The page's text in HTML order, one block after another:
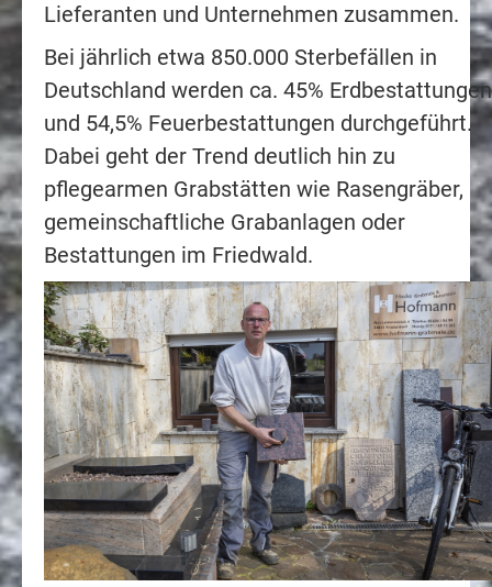
Lieferanten und Unternehmen zusammen.
Bei jährlich etwa 850.000 Sterbefällen in
Deutschland werden ca. 45% Erdbestattungen
und 54,5% Feuerbestattungen durchgeführt.
Dabei geht der Trend deutlich hin zu
pflegearmen Grabstätten wie Rasengräber,
gemeinschaftliche Grabanlagen oder
Bestattungen im Friedwald.